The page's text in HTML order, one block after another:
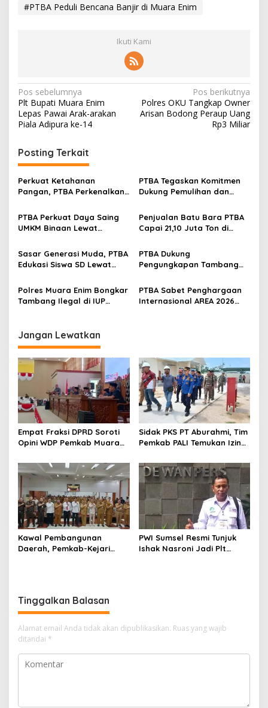
#PTBA Peduli Bencana Banjir di Muara Enim
Ikuti Kami
N
a
v
i
g
a
s
i
p
s
Pos sebelumnya
Plt Bupati Muara Enim
Lepas Pawai Arak-arakan
Piala Adipura ke-14
Pos berikutnya
Polres OKU Tangkap Owner
Arisan Bodong Peraup Uang
Rp3 Miliar
Posting Terkait
Perkuat Ketahanan
Pangan, PTBA Perkenalkan
Inagritech 2026
PTBA Tegaskan Komitmen
Dukung Pemulihan dan
Sungai
PTBA Perkuat Daya Saing
UMKM Binaan Lewat
Festival 2026
Penjualan Batu Bara PTBA
Capai 21,10 Juta Ton di
Sasar Generasi Muda, PTBA
Edukasi Siswa SD Lewat
PTBA Dukung
Pengungkapan Tambang
IUP Perseroan
Polres Muara Enim Bongkar
Tambang Ilegal di IUP
PTBA Sabet Penghargaan
Internasional AREA 2026
Jangan Lewatkan
Empat Fraksi DPRD Soroti
Opini WDP Pemkab Muara
Kelola Keuangan
Sidak PKS PT Aburahmi, Tim
Pemkab PALI Temukan Izin
Kawal Pembangunan
Daerah, Pemkab-Kejari
PWI Sumsel Resmi Tunjuk
Ishak Nasroni Jadi Plt
Tinggalkan Balasan
Alamat email Anda tidak akan dipublikasikan. Ruas yang wajib
ditandai *